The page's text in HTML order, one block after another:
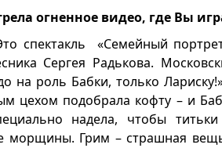
огненное видео, где Вы
спектакль «Семейный
Сергея Радькова.
на роль Бабки, только
цехом подобрала кофту – и
надела, чтобы
морщины. Грим – страшная